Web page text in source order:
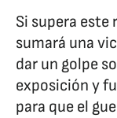
Si supera este
sumará una
dar un golpe
exposición y
para que el